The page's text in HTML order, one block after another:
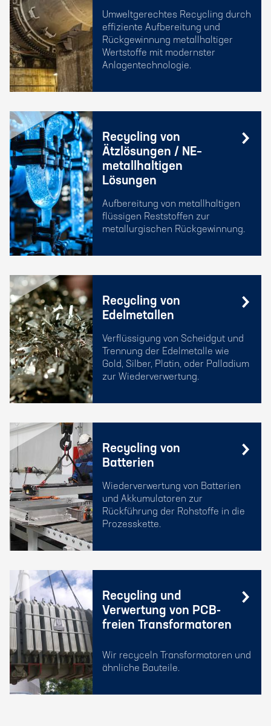
Umweltgerechtes Recycling durch
effiziente Aufbereitung und
Rückgewinnung metallhaltiger
Wertstoffe mit modernster
Anlagentechnologie.
Recycling von
Ätzlösungen / NE–
metallhaltigen
Lösungen
Aufbereitung von metallhaltigen
flüssigen Reststoffen zur
metallurgischen Rückgewinnung.
Recycling von
Edelmetallen
Verflüssigung von Scheidgut und
Trennung der Edelmetalle wie
Gold, Silber, Platin, oder Palladium
zur Wiederverwertung.
Recycling von
Batterien
Wiederverwertung von Batterien
und Akkumulatoren zur
Rückführung der Rohstoffe in die
Prozesskette.
Recycling und
Verwertung von PCB-
freien Transformatoren
Wir recyceln Transformatoren und
ähnliche Bauteile.